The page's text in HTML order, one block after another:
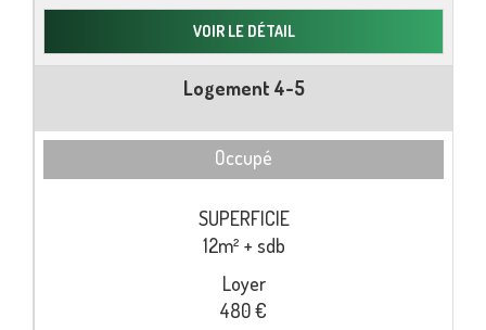
VOIR LE DÉTAIL
Logement 4-5
Occupé
12m² + sdb
480 €